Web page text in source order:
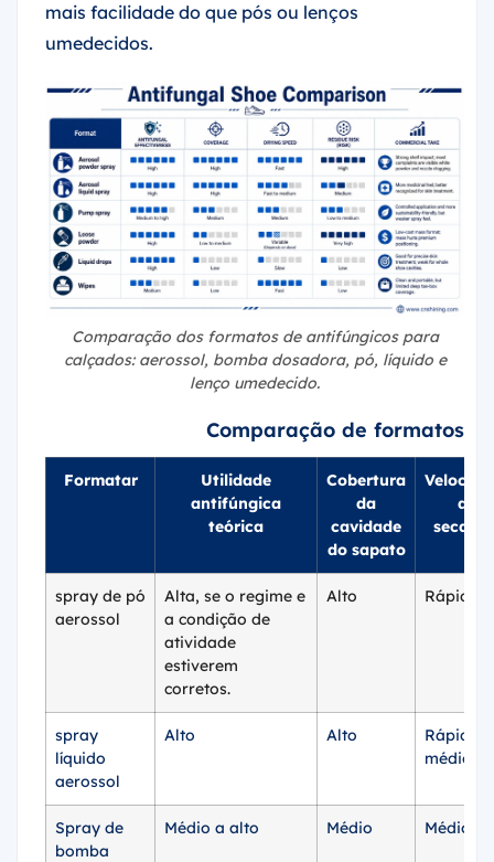
mais facilidade do que pós ou lenços
umedecidos.
Comparação dos formatos de antifúngicos para
calçados: aerossol, bomba dosadora, pó, líquido e
lenço umedecido.
Comparação de formatos
Formatar
Utilidade
antifúngica
teórica
Cobertura
da
cavidade
do sapato
de
spray de pó
aerossol
Alta, se o regime e
a condição de
atividade
estiverem
corretos.
Alto Rápido
spray
líquido
aerossol
Alto Alto
Rápido a
médio
Spray de
bomba
Médio a alto Médio Médio